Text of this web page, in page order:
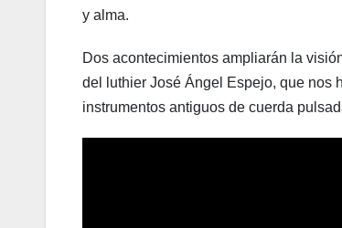
y alma.
Dos acontecimientos ampliarán la
del luthier José Ángel Espejo, que nos
instrumentos antiguos de cuerda